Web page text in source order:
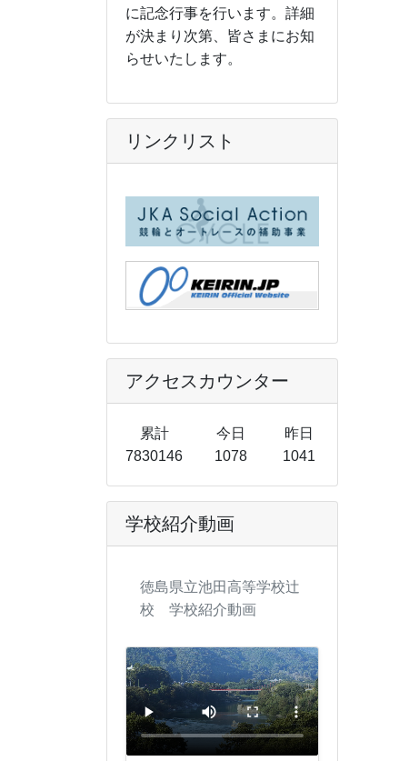
に記念行事を行います。詳細
が決まり次第、皆さまにお知
らせいたします。
リンクリスト
アクセスカウンター
累計
7830146
今日
1078
昨日
1041
学校紹介動画
徳島県立池田高等学校辻
校 学校紹介動画